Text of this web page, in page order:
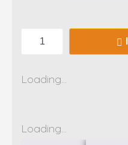
Loading...
Loading...